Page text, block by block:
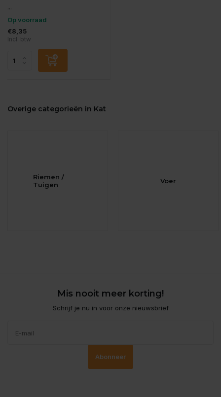
...
Op voorraad
€8,35
Incl. btw
Overige categorieën in Kat
Riemen /
Tuigen
Voer
Mis nooit meer korting!
Schrijf je nu in voor onze nieuwsbrief
Abonneer